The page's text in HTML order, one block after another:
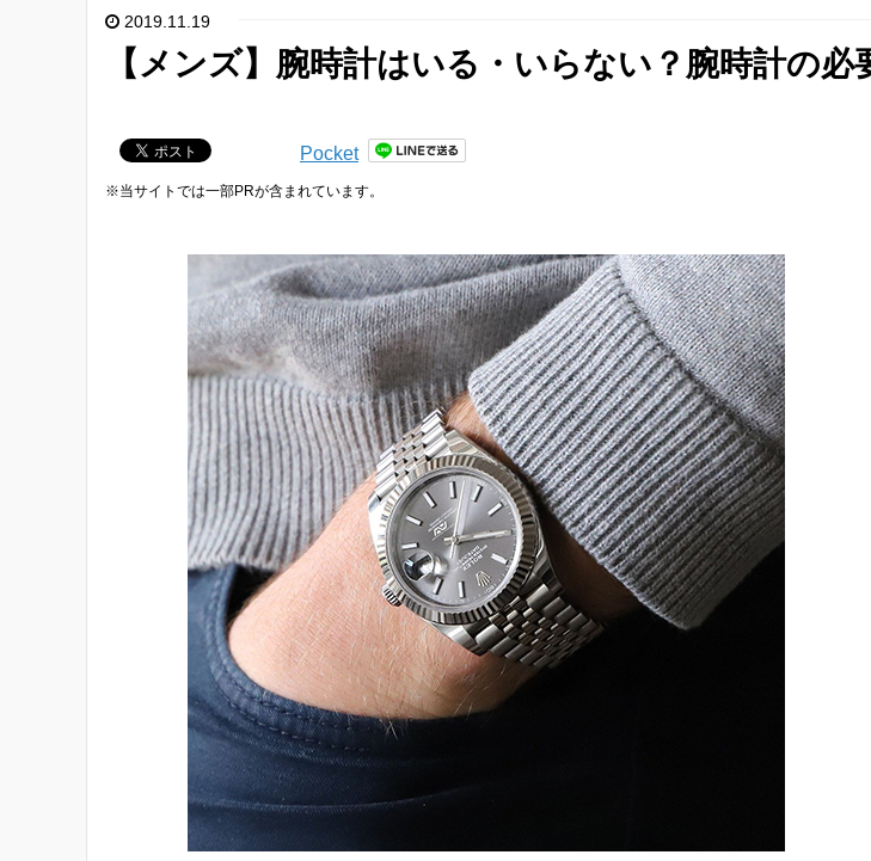
2019.11.19
【メンズ】腕時計はいる・いらない？腕時計の必
Pocket
※当サイトでは一部PRが含まれています。